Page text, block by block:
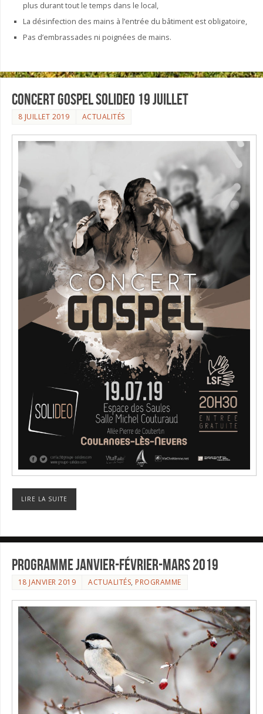
plus durant tout le temps dans le local,
La désinfection des mains à l’entrée du bâtiment est obligatoire,
Pas d’embrassades ni poignées de mains.
Concert Gospel Solideo 19 juillet
8 JUILLET 2019 ACTUALITÉS
LIRE LA SUITE
Programme Janvier-Février-Mars 2019
18 JANVIER 2019 ACTUALITÉS, PROGRAMME